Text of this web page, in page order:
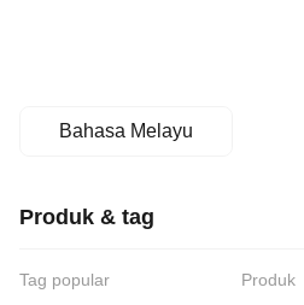
Bahasa Melayu
Produk & tag
Tag popular
Produk